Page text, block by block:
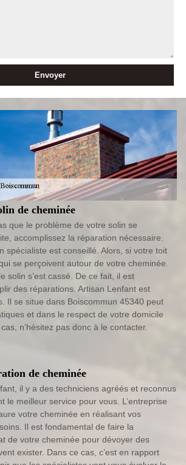
de cheminée
que le problème de votre solin se
accomplissez la réparation nécessaire.
spécialiste est conseillé. Alors, si votre toit
se perçoivent autour de votre cheminée.
solin s’est cassé. De ce fait, il est
des réparations. Artisan Lenfant est
Il se situe dans Boiscommun 45340 peut
et dans le respect de votre domicile
n’hésitez pas donc à le contacter.
de cheminée
il y a des techniciens agréés et reconnus
le meilleur service pour vous. L’entreprise
votre cheminée en réalisant vos
Il est fondamental de faire la
de votre cheminée pour dévoyer des
exister. Dans ce cas, c’est en rapport